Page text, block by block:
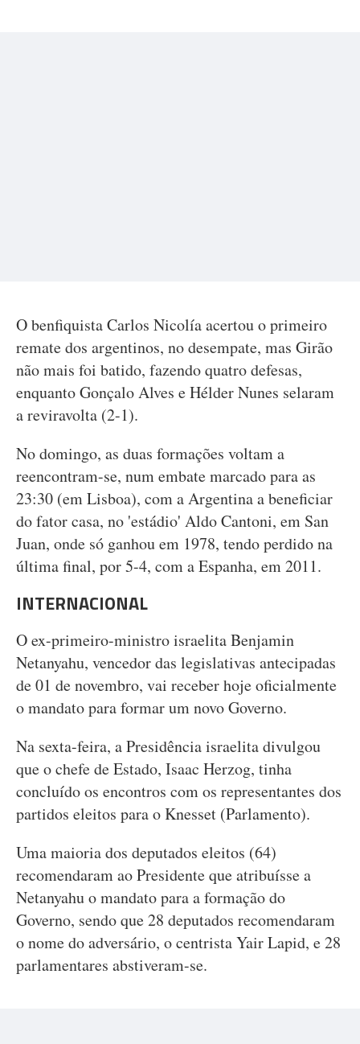
O benfiquista Carlos Nicolía acertou o primeiro
remate dos argentinos, no desempate, mas Girão
não mais foi batido, fazendo quatro defesas,
enquanto Gonçalo Alves e Hélder Nunes selaram
a reviravolta (2-1).
No domingo, as duas formações voltam a
reencontram-se, num embate marcado para as
23:30 (em Lisboa), com a Argentina a beneficiar
do fator casa, no 'estádio' Aldo Cantoni, em San
Juan, onde só ganhou em 1978, tendo perdido na
última final, por 5-4, com a Espanha, em 2011.
INTERNACIONAL
O ex-primeiro-ministro israelita Benjamin
Netanyahu, vencedor das legislativas antecipadas
de 01 de novembro, vai receber hoje oficialmente
o mandato para formar um novo Governo.
Na sexta-feira, a Presidência israelita divulgou
que o chefe de Estado, Isaac Herzog, tinha
concluído os encontros com os representantes dos
partidos eleitos para o Knesset (Parlamento).
Uma maioria dos deputados eleitos (64)
recomendaram ao Presidente que atribuísse a
Netanyahu o mandato para a formação do
Governo, sendo que 28 deputados recomendaram
o nome do adversário, o centrista Yair Lapid, e 28
parlamentares abstiveram-se.